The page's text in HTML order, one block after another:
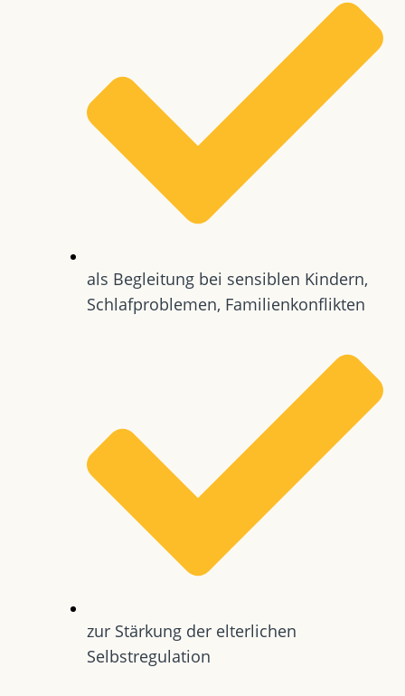
als Begleitung bei sensiblen Kindern,
Schlafproblemen, Familienkonflikten
zur Stärkung der elterlichen
Selbstregulation